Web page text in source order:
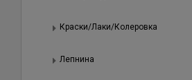
Краски/Лаки/Колеровка
Лепнина